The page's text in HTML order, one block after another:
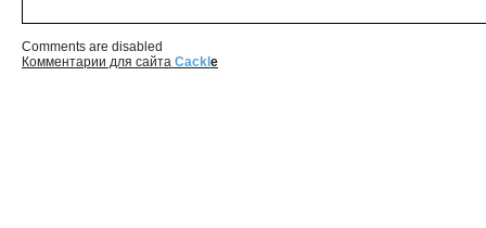
Comments are disabled
Комментарии для сайта Cackl e